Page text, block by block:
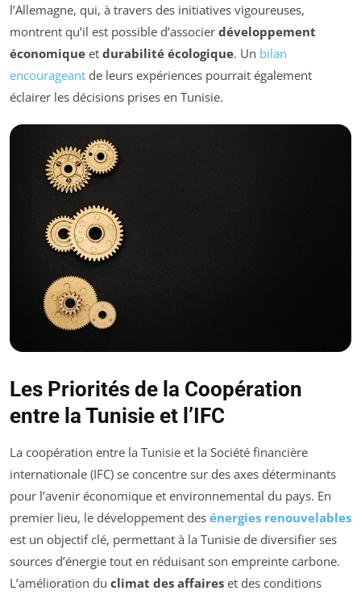
l’Allemagne, qui, à travers des initiatives vigoureuses,
montrent qu’il est possible d’associer développement
économique et durabilité écologique. Un bilan
encourageant de leurs expériences pourrait également
éclairer les décisions prises en Tunisie.
Les Priorités de la Coopération
entre la Tunisie et l’IFC
La coopération entre la Tunisie et la Société financière
internationale (IFC) se concentre sur des axes déterminants
pour l’avenir économique et environnemental du pays. En
premier lieu, le développement des énergies renouvelables
est un objectif clé, permettant à la Tunisie de diversifier ses
sources d’énergie tout en réduisant son empreinte carbone.
L’amélioration du climat des affaires et des conditions